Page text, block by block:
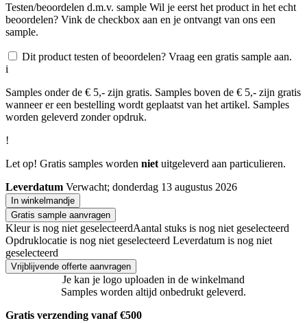
Testen/beoordelen d.m.v. sample Wil je eerst het product in het echt
beoordelen? Vink de checkbox aan en je ontvangt van ons een
sample.
Dit product testen of beoordelen? Vraag een gratis sample aan.
i
Samples onder de € 5,- zijn gratis. Samples boven de € 5,- zijn gratis
wanneer er een bestelling wordt geplaatst van het artikel. Samples
worden geleverd zonder opdruk.
!
Let op! Gratis samples worden niet uitgeleverd aan particulieren.
Leverdatum Verwacht; donderdag 13 augustus 2026
In winkelmandje
Gratis sample aanvragen
Kleur is nog niet geselecteerdAantal stuks is nog niet geselecteerd
Opdruklocatie is nog niet geselecteerd Leverdatum is nog niet
geselecteerd
Vrijblijvende offerte aanvragen
Je kan je logo uploaden in de winkelmand
Samples worden altijd onbedrukt geleverd.
Gratis verzending vanaf €500